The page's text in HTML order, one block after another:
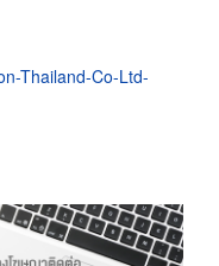
Thailand-Co-Ltd-